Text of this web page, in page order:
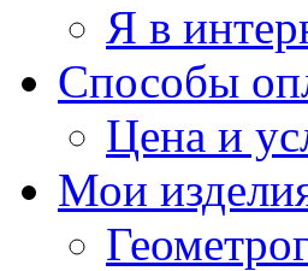
Я в
Способы
Цена и
Мои